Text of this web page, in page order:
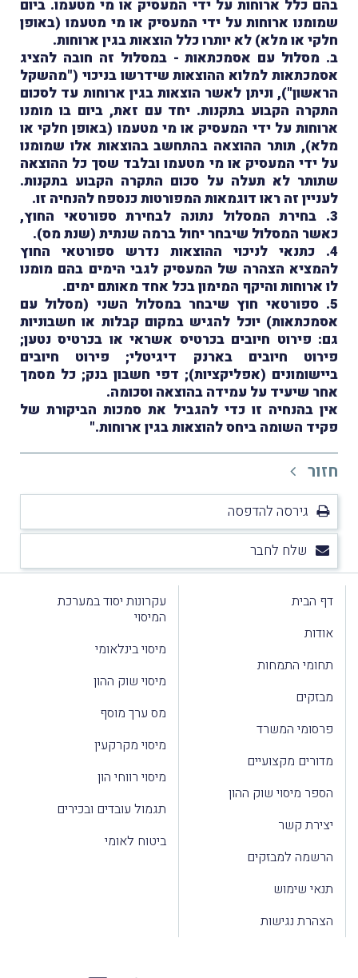
בהם כלל ארוחות על ידי המעסיק או מי מטעמו. ביום
שמומנו ארוחות על ידי המעסיק או מי מטעמו (באופן
חלקי או מלא) לא יותרו כלל הוצאות בגין ארוחות.
ב. מסלול עם אסמכתאות - במסלול זה חובה להציג
אסמכתאות למלוא ההוצאות שידרשו בניכוי ("מהשקל
הראשון"), וניתן לאשר הוצאות בגין ארוחות עד לסכום
התקרה הקבוע בתקנות. יחד עם זאת, ביום בו מומנו
ארוחות על ידי המעסיק או מי מטעמו (באופן חלקי או
מלא), תותר ההוצאה בהתחשב בהוצאות אלו שמומנו
על ידי המעסיק או מי מטעמו ובלבד שסך כל ההוצאה
שתותר לא תעלה על סכום התקרה הקבוע בתקנות.
לעניין זה ראו דוגמאות המפורטות כנספח להנחיה זו.
3. בחירת המסלול נתונה לבחירת ספורטאי החוץ,
כאשר המסלול שיבחר יחול ברמה שנתית (שנת מס).
4. כתנאי לניכוי ההוצאות נדרש ספורטאי החוץ
להמציא הצהרה של המעסיק לגבי הימים בהם מומנו
לו ארוחות והיקף המימון בכל אחד מאותם ימים.
5. ספורטאי חוץ שיבחר במסלול השני (מסלול עם
אסמכתאות) יוכל להגיש במקום קבלות או חשבוניות
גם: פירוט חיובים בכרטיס אשראי או בכרטיס נטען;
פירוט חיובים בארנק דיגיטלי; פירוט חיובים
ביישומונים (אפליקציות); דפי חשבון בנק; כל מסמך
אחר שיעיד על עמידה בהוצאה וסכומה.
אין בהנחיה זו כדי להגביל את סמכות הביקורת של
פקיד השומה ביחס להוצאות בגין ארוחות."
חזור
גירסה להדפסה
שלח לחבר
דף הבית
אודות
תחומי התמחות
מבזקים
פרסומי המשרד
מדורים מקצועיים
הספר מיסוי שוק ההון
יצירת קשר
הרשמה למבזקים
תנאי שימוש
הצהרת נגישות
עקרונות יסוד במערכת
המיסוי
מיסוי בינלאומי
מיסוי שוק ההון
מס ערך מוסף
מיסוי מקרקעין
מיסוי רווחי הון
תגמול עובדים ובכירים
ביטוח לאומי